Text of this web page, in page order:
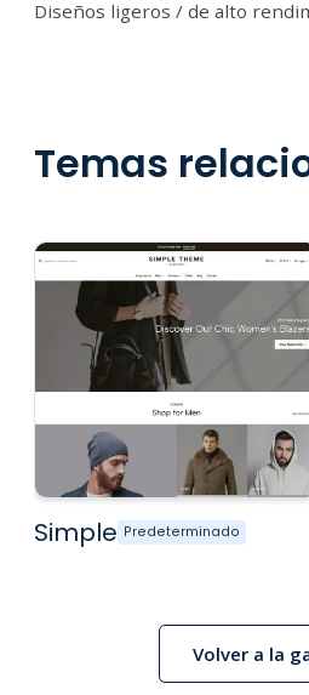
Diseños ligeros / de alto
Temas
Simple Predeterminado
Volver a la